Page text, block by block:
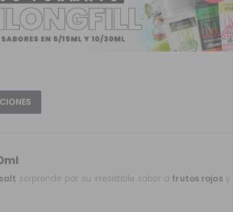
sorprende por su irresistible sabor a frutos rojos y